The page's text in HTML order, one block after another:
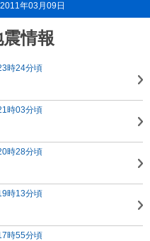
2011年03月09日
情報
時24分頃
時03分頃
時28分頃
時13分頃
時55分頃